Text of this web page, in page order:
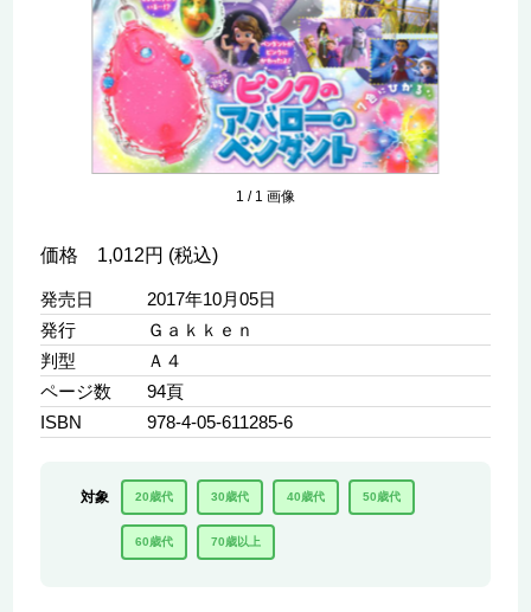
1 / 1 画像
価格 1,012円 (税込)
発売日
2017年10月05日
発行
Ｇａｋｋｅｎ
判型
Ａ４
ページ数
94頁
ISBN
978-4-05-611285-6
対象 20歳代 30歳代 40歳代 50歳代
60歳代 70歳以上